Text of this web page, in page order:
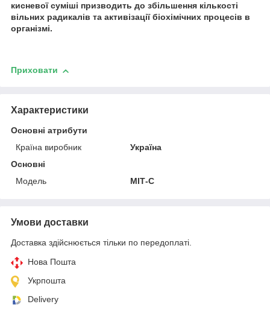
кисневої суміші призводить до збільшення кількості
вільних радикалів та активізації біохімічних процесів в
організмі.
Приховати
Характеристики
Основні атрибути
Країна виробник
Україна
Основні
Модель
МІТ-С
Умови доставки
Доставка здійснюється тільки по передоплаті.
Нова Пошта
Укрпошта
Delivery